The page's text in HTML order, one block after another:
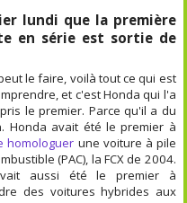
lundi que la première
en série est sortie de
le faire, voilà tout ce qui est
et c'est Honda qui l'a
le premier. Parce qu'il a du
Honda avait été le premier à
homologuer une voiture à pile
(PAC), la FCX de 2004.
aussi été le premier à
des voitures hybrides aux